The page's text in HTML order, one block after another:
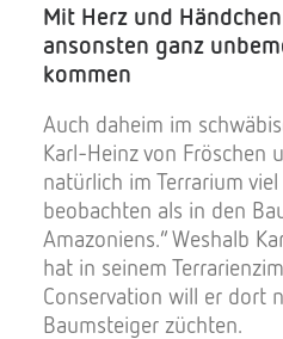
Mit Herz und
ansonsten ganz
kommen
Auch daheim im
Karl-Heinz von Fröschen
natürlich im Terrarium
beobachten als in den
Amazoniens.“ Weshalb
hat in seinem
Conservation will er dort
Baumsteiger züchten.